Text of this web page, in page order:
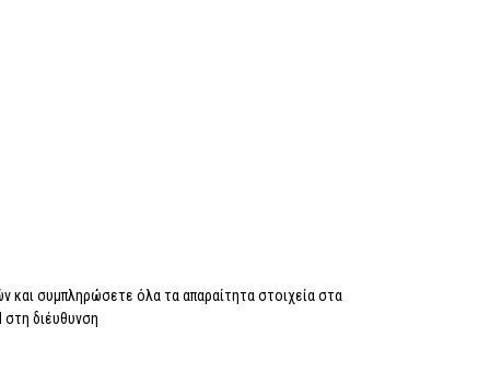
συμπληρώσετε όλα τα απαραίτητα στοιχεία στα
στη διέυθυνση